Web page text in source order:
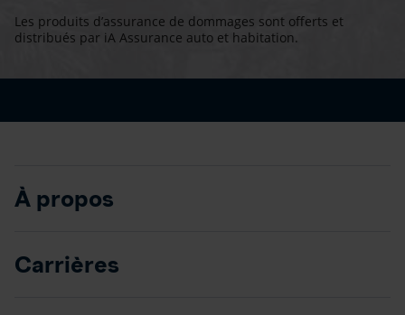
Les produits d’assurance de dommages sont offerts et
distribués par iA Assurance auto et habitation.
À propos
Carrières